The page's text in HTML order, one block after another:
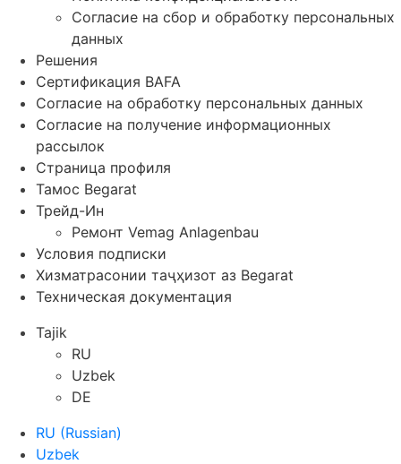
Согласие на сбор и обработку персональных
данных
Решения
Сертификация BAFA
Согласие на обработку персональных данных
Согласие на получение информационных
рассылок
Страница профиля
Тамос Begarat
Трейд-Ин
Ремонт Vemag Anlagenbau
Условия подписки
Хизматрасонии таҷҳизот аз Begarat
Техническая документация
Tajik
RU
Uzbek
DE
RU (Russian)
Uzbek